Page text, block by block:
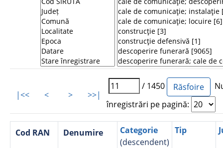
|<< < > >>|
/ 1450
înregistrări pe pagină:
Cod RAN Denumire
Categorie
(descendent)
Tip